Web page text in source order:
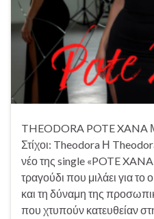
THEODORA POTE XANA
Στίχοι: Theodora Η
νέο της single «POTE
τραγούδι που μιλάει για το
και τη δύναμη της
που χτυπούν κατευθείαν